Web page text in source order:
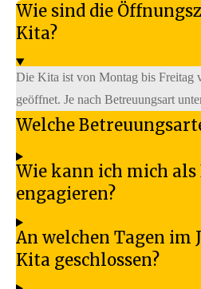
Wie sind die
Kita?
Die Kita ist von Montag bis Freitag
geöffnet. Je nach Betreuungsart
Welche
Wie kann ich mich
engagieren?
An welchen Tagen im
Kita geschlossen?